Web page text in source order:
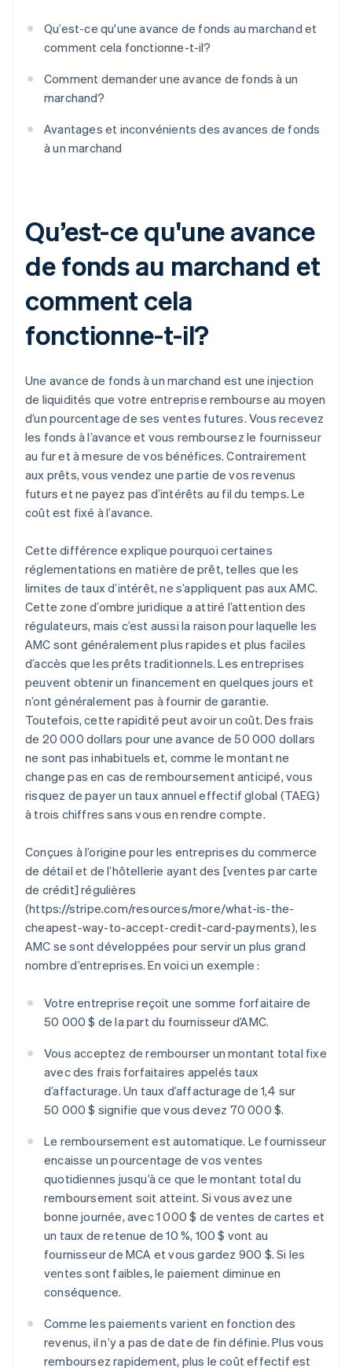
Qu’est-ce qu'une avance de fonds au marchand et
comment cela fonctionne-t-il?
Comment demander une avance de fonds à un
marchand?
Avantages et inconvénients des avances de fonds
à un marchand
Qu’est-ce qu'une avance
de fonds au marchand et
comment cela
fonctionne-t-il?
Une avance de fonds à un marchand est une injection
de liquidités que votre entreprise rembourse au moyen
d’un pourcentage de ses ventes futures. Vous recevez
les fonds à l’avance et vous remboursez le fournisseur
au fur et à mesure de vos bénéfices. Contrairement
aux prêts, vous vendez une partie de vos revenus
futurs et ne payez pas d’intérêts au fil du temps. Le
coût est fixé à l’avance.
Cette différence explique pourquoi certaines
réglementations en matière de prêt, telles que les
limites de taux d’intérêt, ne s’appliquent pas aux AMC.
Cette zone d’ombre juridique a attiré l’attention des
régulateurs, mais c’est aussi la raison pour laquelle les
AMC sont généralement plus rapides et plus faciles
d’accès que les prêts traditionnels. Les entreprises
peuvent obtenir un financement en quelques jours et
n’ont généralement pas à fournir de garantie.
Toutefois, cette rapidité peut avoir un coût. Des frais
de 20 000 dollars pour une avance de 50 000 dollars
ne sont pas inhabituels et, comme le montant ne
change pas en cas de remboursement anticipé, vous
risquez de payer un taux annuel effectif global (TAEG)
à trois chiffres sans vous en rendre compte.
Conçues à l’origine pour les entreprises du commerce
de détail et de l’hôtellerie ayant des [ventes par carte
de crédit] régulières
(https://stripe.com/resources/more/what-is-the-
cheapest-way-to-accept-credit-card-payments), les
AMC se sont développées pour servir un plus grand
nombre d’entreprises. En voici un exemple :
Votre entreprise reçoit une somme forfaitaire de
50 000 $ de la part du fournisseur d’AMC.
Vous acceptez de rembourser un montant total fixe
avec des frais forfaitaires appelés taux
d’affacturage. Un taux d’affacturage de 1,4 sur
50 000 $ signifie que vous devez 70 000 $.
Le remboursement est automatique. Le fournisseur
encaisse un pourcentage de vos ventes
quotidiennes jusqu’à ce que le montant total du
remboursement soit atteint. Si vous avez une
bonne journée, avec 1 000 $ de ventes de cartes et
un taux de retenue de 10 %, 100 $ vont au
fournisseur de MCA et vous gardez 900 $. Si les
ventes sont faibles, le paiement diminue en
conséquence.
Comme les paiements varient en fonction des
revenus, il n’y a pas de date de fin définie. Plus vous
remboursez rapidement, plus le coût effectif est